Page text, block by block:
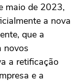
maio de 2023,
a nova
que a
novos
a retificação
e a